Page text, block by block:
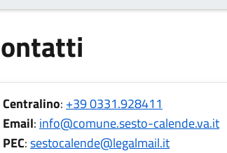
Centralino: +39 0331.928411
Email: info@comune.sesto-calende.va.it
PEC:sestocalende@legalmail.it